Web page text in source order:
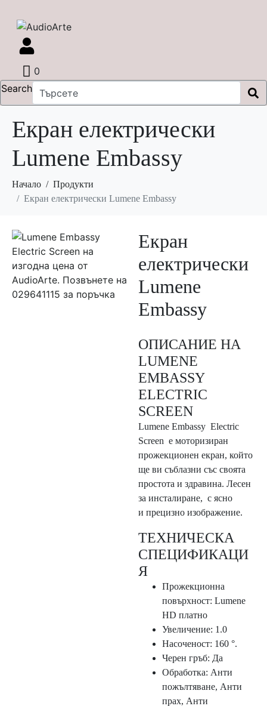
0
Search
Екран електрически
Lumene Embassy
Начало
Продукти
Екран електрически Lumene Embassy
Екран
електрически
Lumene
Embassy
ОПИСАНИЕ НА
LUMENE
EMBASSY
ELECTRIC
SCREEN
Lumene Embassy Electric
Screen е моторизиран
прожекционен екран, който
ще ви съблазни със своята
простота и здравина. Лесен
за инсталиране, с ясно
и прецизно изображение.
ТЕХНИЧЕСКА
СПЕЦИФИКАЦИ
Я
Прожекционна
повърхност: Lumene
HD платно
Увеличение: 1.0
Насоченост: 160 °.
Черен гръб: Да
Обработка: Анти
пожълтяване, Анти
прах, Анти